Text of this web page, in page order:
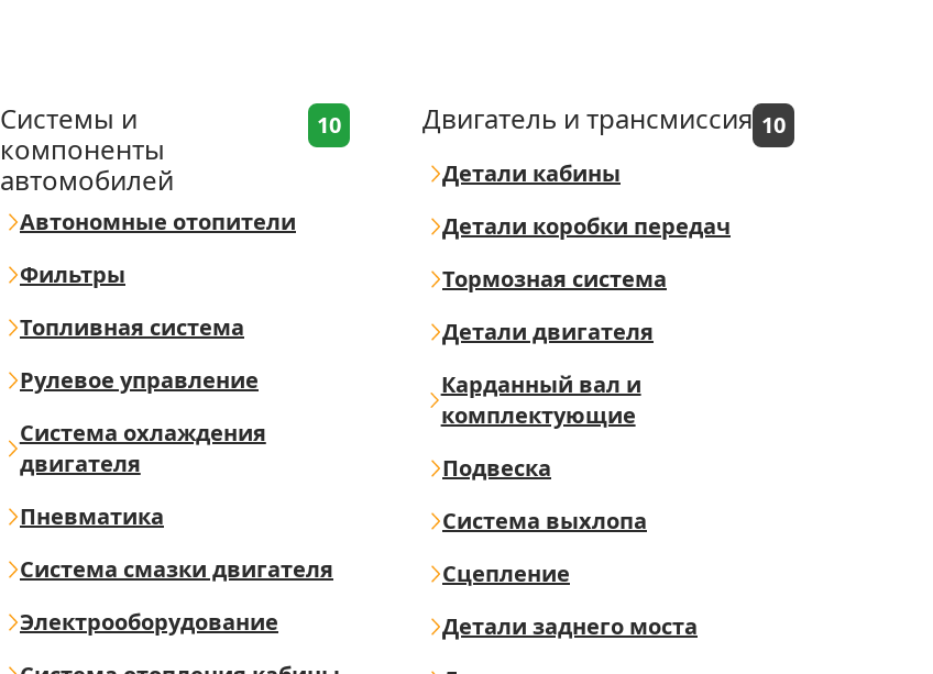
Системы и
компоненты
автомобилей
10
Автономные отопители
Фильтры
Топливная система
Рулевое управление
Система охлаждения
двигателя
Пневматика
Система смазки двигателя
Электрооборудование
Двигатель и трансмиссия 10
Детали кабины
Детали коробки передач
Тормозная система
Детали двигателя
Карданный вал и
комплектующие
Подвеска
Система выхлопа
Сцепление
Детали заднего моста